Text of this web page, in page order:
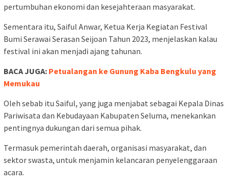
pertumbuhan ekonomi dan kesejahteraan masyarakat.
Sementara itu, Saiful Anwar, Ketua Kerja Kegiatan Festival
Bumi Serawai Serasan Seijoan Tahun 2023, menjelaskan kalau
festival ini akan menjadi ajang tahunan.
BACA JUGA: Petualangan ke Gunung Kaba Bengkulu yang
Memukau
Oleh sebab itu Saiful, yang juga menjabat sebagai Kepala Dinas
Pariwisata dan Kebudayaan Kabupaten Seluma, menekankan
pentingnya dukungan dari semua pihak.
Termasuk pemerintah daerah, organisasi masyarakat, dan
sektor swasta, untuk menjamin kelancaran penyelenggaraan
acara.